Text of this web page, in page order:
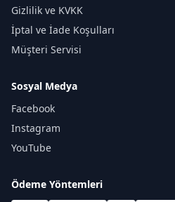
Gizlilik ve KVKK
İptal ve İade Koşulları
Müşteri Servisi
Sosyal Medya
Facebook
Instagram
YouTube
Ödeme Yöntemleri